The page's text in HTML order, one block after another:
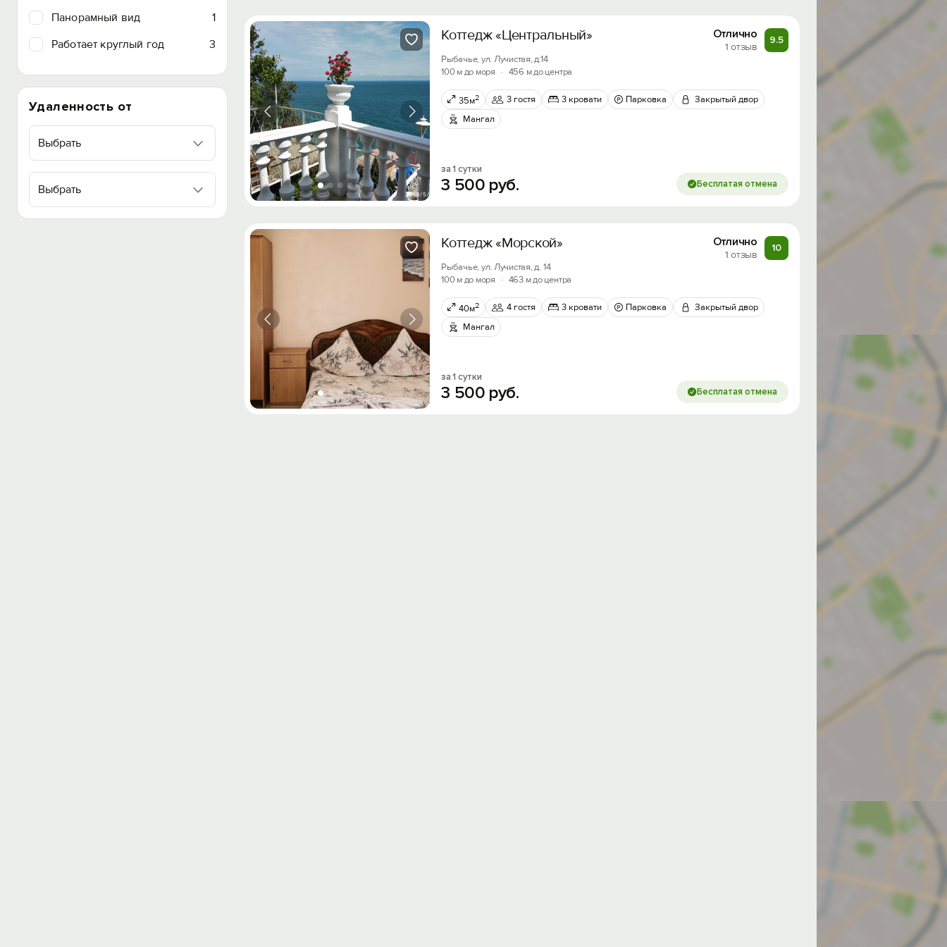
Панорамный вид
1
Работает круглый год
3
Удаленность от
Выбрать
Выбрать
Коттедж «Центральный» Отлично
1 отзыв
9.5
Рыбачье, ул. Лучистая, д.14
100 м до моря
· 456 м до центра
35м2 3 гостя 3 кровати Парковка
Закрытый двор
Мангал
за 1 сутки
3 500 руб. Бесплатая отмена
Коттедж «Морской» Отлично
1 отзыв
10
Рыбачье, ул. Лучистая, д. 14
100 м до моря
· 463 м до центра
40м2 4 гостя 3 кровати Парковка
Закрытый двор
Мангал
за 1 сутки
3 500 руб. Бесплатая отмена